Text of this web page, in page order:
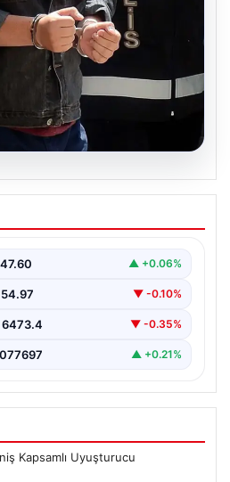
Cinayeti: Baba
karşı çıkan…
47.60 ▲ +0.06%
54.97 ▼ -0.10%
6473.4 ▼ -0.35%
▲ +0.21%
Kapsamlı Uyuşturucu